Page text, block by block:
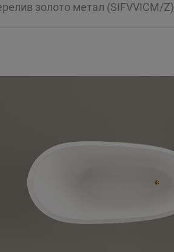
золото метал (SIFVVICM/Z)